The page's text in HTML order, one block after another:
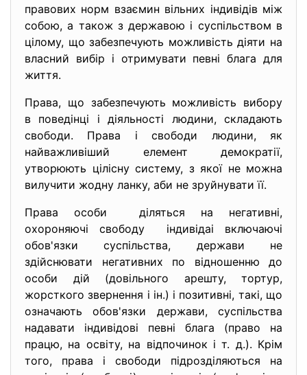
правових норм взаємин вільних індивідів між
собою, а також з державою і суспільством в
цілому, що забезпечують можливість діяти на
власний вибір і отримувати певні блага для
життя.
Права, що забезпечують можливість вибору
в поведінці і діяльності людини, складають
свободи. Права і свободи людини, як
найважливіший елемент демократії,
утворюють цілісну систему, з якої не можна
вилучити жодну ланку, аби не зруйнувати її.
Права особи діляться на негативні,
охороняючі свободу індивідаі включаючі
обов'язки суспільства, держави не
здійснювати негативних по відношенню до
особи дій (довільного арешту, тортур,
жорсткого звернення і ін.) і позитивні, такі, що
означають обов'язки держави, суспільства
надавати індивідові певні блага (право на
працю, на освіту, на відпочинок і т. д.). Крім
того, права і свободи підрозділяються на